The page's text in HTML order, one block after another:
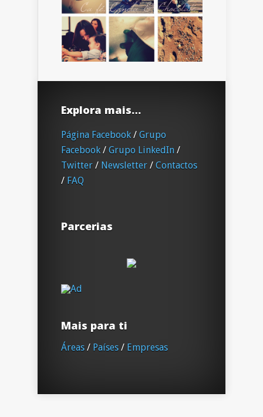
Explora mais…
Página Facebook / Grupo
Facebook / Grupo LinkedIn /
Twitter / Newsletter / Contactos
/ FAQ
Parcerias
Mais para ti
Áreas / Países / Empresas